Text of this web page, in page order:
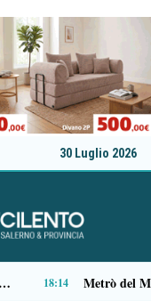
30 Luglio 2026
14:35